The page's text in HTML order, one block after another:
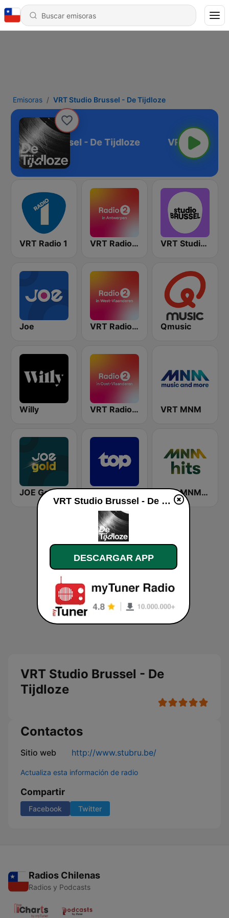
Emisoras VRT Studio Brussel - De Tijdloze
Studio Brussel - De Tijdloze
VRT Radio 1 VRT Radio 2 Antwerpen VRT Studio Brussel
Joe VRT Radio 2 West-Vlaanderen Qmusic
Willy VRT Radio 2 Oost-Vlaanderen VRT MNM
JOE Gold TOPradio VRT MNM Hits
VRT Studio Brussel - De
Tijdloze
Contactos
Sitio web http://www.stubru.be/
Actualiza esta información de radio
Compartir
Facebook Twitter
Radios Chilenas
Radios y Podcasts
VRT Studio Brussel - De Tijdloze en vivo
DESCARGAR APP